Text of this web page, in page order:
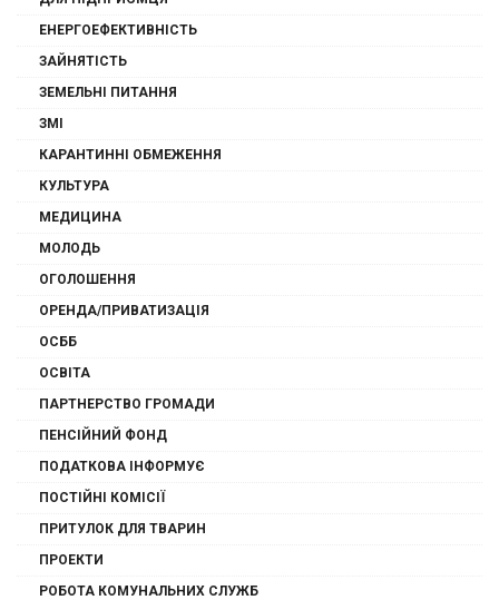
ЕНЕРГОЕФЕКТИВНІСТЬ
ЗАЙНЯТІСТЬ
ЗЕМЕЛЬНІ ПИТАННЯ
ЗМІ
КАРАНТИННІ ОБМЕЖЕННЯ
КУЛЬТУРА
МЕДИЦИНА
МОЛОДЬ
ОГОЛОШЕННЯ
ОРЕНДА/ПРИВАТИЗАЦІЯ
ОСББ
ОСВІТА
ПАРТНЕРСТВО ГРОМАДИ
ПЕНСІЙНИЙ ФОНД
ПОДАТКОВА ІНФОРМУЄ
ПОСТІЙНІ КОМІСІЇ
ПРИТУЛОК ДЛЯ ТВАРИН
ПРОЕКТИ
РОБОТА КОМУНАЛЬНИХ СЛУЖБ